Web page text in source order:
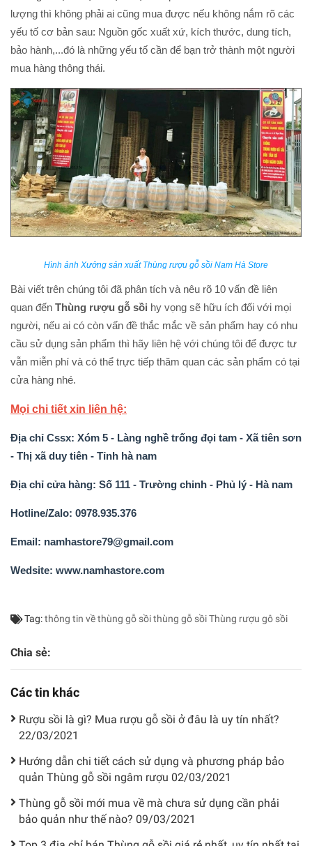
lượng thì không phải ai cũng mua được nếu không nắm rõ các
yếu tố cơ bản sau: Nguồn gốc xuất xứ, kích thước, dung tích,
bảo hành,...đó là những yếu tố cần để bạn trở thành một người
mua hàng thông thái.
Hình ảnh Xưởng sản xuất Thùng rượu gỗ sồi Nam Hà Store
Bài viết trên chúng tôi đã phân tích và nêu rõ 10 vấn đề liên
quan đến Thùng rượu gỗ sồi hy vọng sẽ hữu ích đối với mọi
người, nếu ai có còn vấn đề thắc mắc về sản phẩm hay có nhu
cầu sử dụng sản phẩm thì hãy liên hệ với chúng tôi để được tư
vẫn miễn phí và có thể trực tiếp thăm quan các sản phẩm có tại
cửa hàng nhé.
Mọi chi tiết xin liên hệ:
Địa chỉ Cssx: Xóm 5 - Làng nghề trống đọi tam - Xã tiên sơn
- Thị xã duy tiên - Tỉnh hà nam
Địa chỉ cửa hàng: Số 111 - Trường chinh - Phủ lý - Hà nam
Hotline/Zalo: 0978.935.376
Email: namhastore79@gmail.com
Wedsite: www.namhastore.com
Tag:thông tin về thùng gỗ sồithùng gỗ sồiThùng rượu gô sồi
Chia sẻ:
Các tin khác
Rượu sồi là gì? Mua rượu gỗ sồi ở đâu là uy tín nhất?
22/03/2021
Hướng dẫn chi tiết cách sử dụng và phương pháp bảo
quản Thùng gỗ sồi ngâm rượu 02/03/2021
Thùng gỗ sồi mới mua về mà chưa sử dụng cần phải
bảo quản như thế nào? 09/03/2021